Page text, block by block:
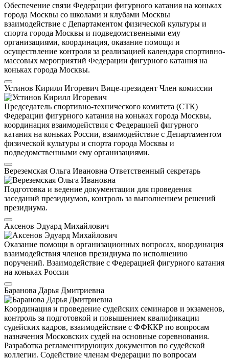
Обеспечение связи Федерации фигурного катания на коньках
города Москвы со школами и клубами Москвы
взаимодействие с Департаментом физической культуры и
спорта города Москвы и подведомственными ему
организациями, координация, оказание помощи и
осуществление контроля за реализацией календаря спортивно-
массовых мероприятий Федерации фигурного катания на
коньках города Москвы.
Устинов Кирилл Игоревич Вице-президент Член комиссии
Председатель спортивно-технического комитета (СТК)
Федерации фигурного катания на коньках города Москвы,
координация взаимодействия с Федерацией фигурного
катания на коньках России, взаимодействие с Департаментом
физической культуры и спорта города Москвы и
подведомственными ему организациями.
Вереземская Ольга Ивановна Ответственный секретарь
Подготовка и ведение документации для проведения
заседаний президиумов, контроль за выполнением решений
президиума.
Аксенов Эдуард Михайлович
Оказание помощи в организационных вопросах, координация
взаимодействия членов президиума по исполнению
поручений. Взаимодействие с Федерацией фигурного катания
на коньках России
Баранова Дарья Дмитриевна
Координация и проведение судейских семинаров и экзаменов,
контроль за подготовкой и повышением квалификации
судейских кадров, взаимодействие с ФФККР по вопросам
назначения Московских судей на основные соревнования.
Разработка регламентирующих документов по судейской
коллегии. Содействие членам Федерации по вопросам